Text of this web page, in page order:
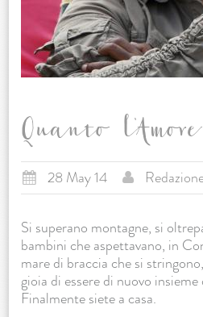
Quanto
28 May 14
Si superano montagne, si
bambini che aspettavano, in
mare di braccia che si
gioia di essere di nuovo
Finalmente siete a casa.